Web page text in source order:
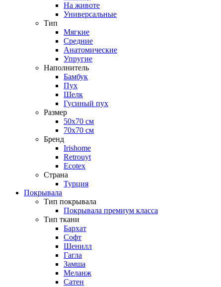
На животе
Универсальные
Тип
Мягкие
Средние
Анатомические
Упругие
Наполнитель
Бамбук
Пух
Шелк
Гусиный пух
Размер
50х70 см
70х70 см
Бренд
Irishome
Retrouyt
Ecotex
Cтрана
Турция
Покрывала
Тип покрывала
Покрывала премиум класса
Тип ткани
Бархат
Софт
Шенилл
Гагла
Замша
Меланж
Сатен